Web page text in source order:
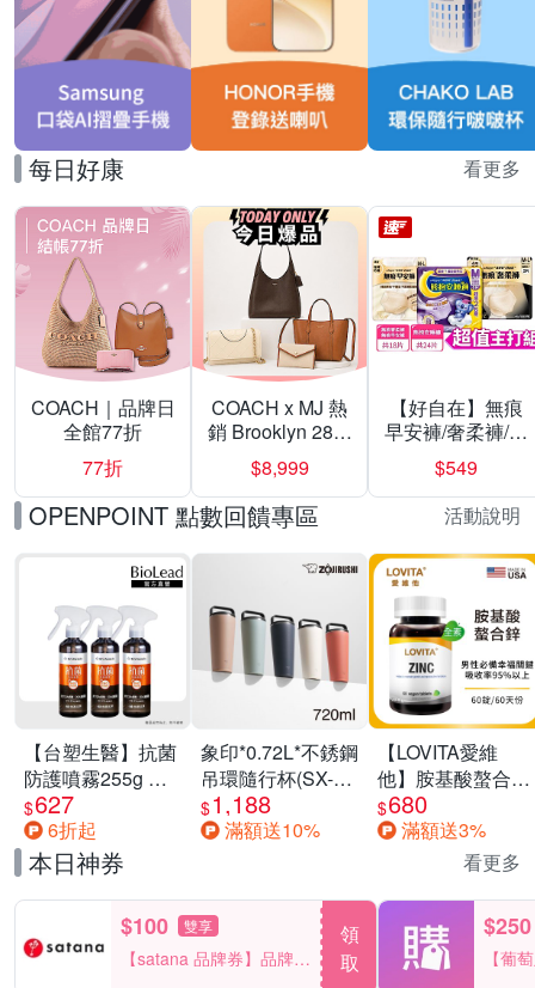
每日好康 看更多
COACH｜品牌日
全館77折
77折
COACH x MJ 熱
銷 Brooklyn 28／
兩用／斜背包均
一價-多款可選
$8,999
【好自在】無痕
早安褲/奢柔褲/熊
抱安睡褲 超值組
任選一組 -生理
褲/衛生棉褲(無痕
褲18片、安睡褲
24片)
$549
OPENPOINT 點數回饋專區 活動說明
【台塑生醫】抗菌
防護噴霧255g 三
入組
$627
6折起
象印*0.72L*不銹鋼
吊環隨行杯(SX-
LA72H)
$1,188
滿額送10%
【LOVITA愛維
他】胺基酸螯合鋅
x2瓶30mg素食錠
(鋅錠)
$680
滿額送3%
本日神券 看更多
$100 雙享
【satana 品牌券】品牌週
一件折$100
領
取
$250
【葡
品滿